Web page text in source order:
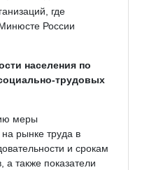
где
России
населения по
трудовых
меры
рынке труда в
и срокам
также показатели